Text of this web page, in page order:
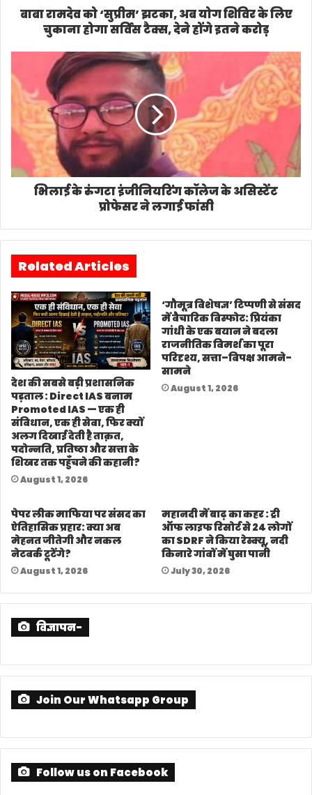
बाबा रामदेव को ‘सुप्रीम’ झटका, अब योग शिविर के लिए
चुकाना होगा सर्विस टैक्स, देने होंगे इतने करोड़
भिलाई के रुंगटा इंजीनियरिंग कॉलेज के असिस्टेंट
प्रोफेसर ने लगाई फांसी
Related Articles
देश की सबसे बड़ी प्रशासनिक
पड़ताल : Direct IAS बनाम
Promoted IAS — एक ही
संविधान, एक ही सेवा, फिर क्यों
अलग दिखाई देती है ताक़त,
पदोन्नति, प्रतिष्ठा और सत्ता के
शिखर तक पहुँचने की कहानी?
August 1, 2026
‘गौमूत्र विशेषज्ञ’ टिप्पणी से संसद
में वैचारिक विस्फोट: प्रियंका
गांधी के एक बयान ने बदला
राजनीतिक विमर्श का पूरा
परिदृश्य, सत्ता–विपक्ष आमने-
सामने
August 1, 2026
पेपर लीक माफिया पर संसद का
ऐतिहासिक प्रहार: क्या अब
मेहनत जीतेगी और नकल
नेटवर्क टूटेंगे?
August 1, 2026
महानदी में बाढ़ का कहर : ट्री
ऑफ लाइफ रिसोर्ट से 24 लोगों
का SDRF ने किया रेस्क्यू, नदी
किनारे गांवों में घुसा पानी
July 30, 2026
विज्ञापन-
Join Our Whatsapp Group
Follow us on Facebook